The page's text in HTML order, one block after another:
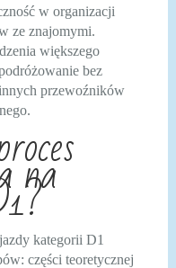
w organizacji
ze znajomymi.
większego
bez
przewoźników
na
kategorii D1
części teoretycznej